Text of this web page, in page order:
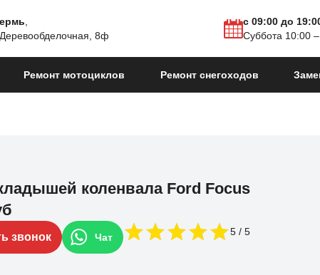
8ф
с 09:00 до
Суббота 10:00
Ремонт мотоциклов Ремонт снегоходов
коленвала Ford Focus
звонок Чат 5